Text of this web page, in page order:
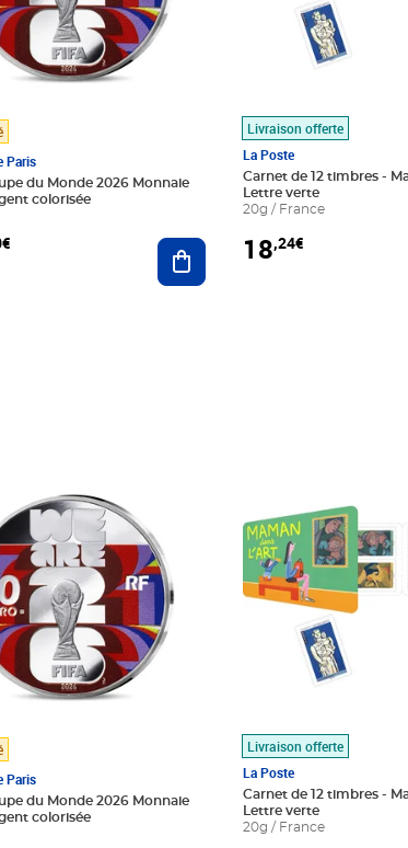
Paris
du Monde 2026 Monnaie
colorisée
Ajouter au panier
Livraison offerte
La Poste
Carnet de 12 timbres -
Lettre verte
20g / France
18,24€
Paris
du Monde 2026 Monnaie
colorisée
Livraison offerte
La Poste
Carnet de 12 timbres -
Lettre verte
20g / France